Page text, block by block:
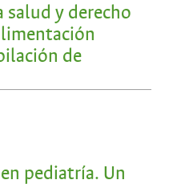
salud y derecho
de
pediatría. Un